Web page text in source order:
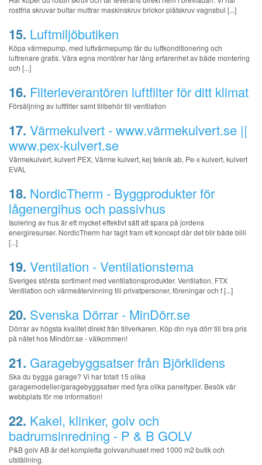
rostfria skruvar bultar muttrar maskinskruv brickor plåtskruv vagnsbul [...]
15. Luftmiljöbutiken
Köpa värmepump, med luftvärmepump får du luftkonditionering och
luftrenare gratis. Våra egna montörer har lång erfarenhet av både montering
och [...]
16. Filterleverantören luftfilter för ditt klimat
Försäljning av luftfilter samt tillbehör till ventilation
17. Värmekulvert - www.värmekulvert.se ||
www.pex-kulvert.se
Värmekulvert, kulvert PEX, Värme kulvert, kej teknik ab, Pe-x kulvert, kulvert
EVAL
18. NordicTherm - Byggprodukter för
lågenergihus och passivhus
Isolering av hus är ett mycket effektivt sätt att spara på jordens
energiresurser. NordicTherm har tagit fram ett koncept där det blir både billi
[...]
19. Ventilation - Ventilationstema
Sveriges största sortiment med ventilationsprodukter. Ventilation, FTX
Ventilation och värmeåtervinning till privatpersoner, föreningar och f [...]
20. Svenska Dörrar - MinDörr.se
Dörrar av högsta kvalitet direkt från tillverkaren. Köp din nya dörr till bra pris
på nätet hos Mindörr.se - välkommen!
21. Garagebyggsatser från Björklidens
Ska du bygga garage? Vi har totalt 15 olika
garagemodeller/garagebyggsatser med fyra olika paneltyper. Besök vår
webbplats för me information!
22. Kakel, klinker, golv och
badrumsinredning - P & B GOLV
P&B golv AB är det kompletta golvvaruhuset med 1000 m2 butik och
utställning.